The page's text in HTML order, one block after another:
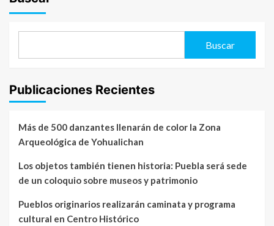
Buscar
Publicaciones Recientes
Más de 500 danzantes llenarán de color la Zona
Arqueológica de Yohualichan
Los objetos también tienen historia: Puebla será sede
de un coloquio sobre museos y patrimonio
Pueblos originarios realizarán caminata y programa
cultural en Centro Histórico